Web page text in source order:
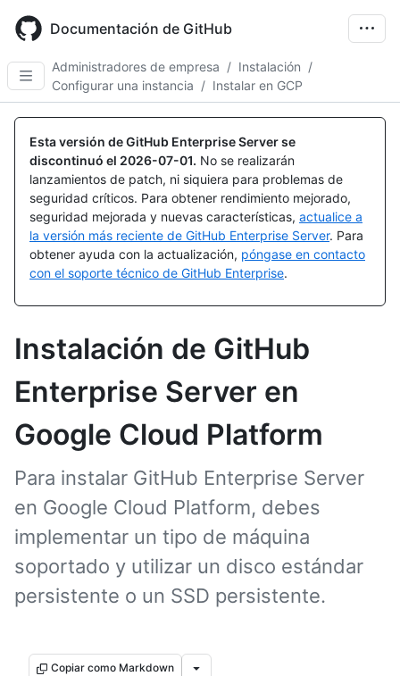
main
content
Documentación de GitHub
Administradores de empresa / Instalación /
Configurar una instancia / Instalar en GCP
Esta versión de GitHub Enterprise Server se
discontinuó el 2026-07-01. No se realizarán
lanzamientos de patch, ni siquiera para problemas de
seguridad críticos. Para obtener rendimiento mejorado,
seguridad mejorada y nuevas características, actualice a
la versión más reciente de GitHub Enterprise Server. Para
obtener ayuda con la actualización, póngase en contacto
con el soporte técnico de GitHub Enterprise.
Instalación de GitHub
Enterprise Server en
Google Cloud Platform
Para instalar GitHub Enterprise Server
en Google Cloud Platform, debes
implementar un tipo de máquina
soportado y utilizar un disco estándar
persistente o un SSD persistente.
Copiar como Markdown